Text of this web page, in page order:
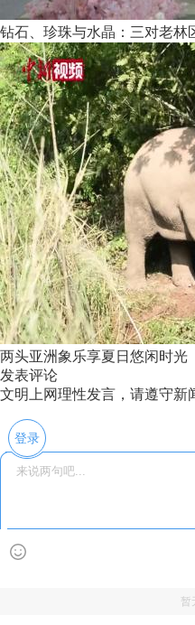
钻石、珍珠与水晶：三对老林
两头亚洲象乐享夏日悠闲时光
发表评论
文明上网理性发言，请遵守新
登录
暂